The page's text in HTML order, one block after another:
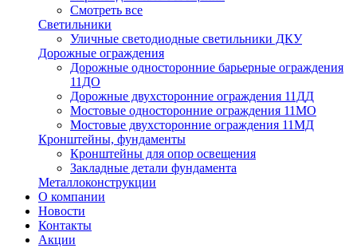
Смотреть все
Светильники
Уличные светодиодные светильники ДКУ
Дорожные ограждения
Дорожные oдносторонние барьерные ограждения
11ДО
Дорожные двухсторонние ограждения 11ДД
Мостовые односторонние ограждения 11МО
Мостовые двухсторонние ограждения 11МД
Кронштейны, фундаменты
Кронштейны для опор освещения
Закладные детали фундамента
Металлоконструкции
О компании
Новости
Контакты
Акции